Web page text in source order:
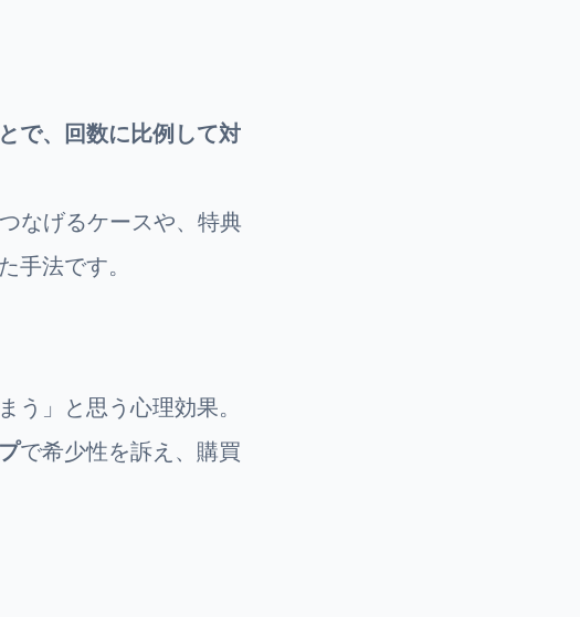
で、回数に比例して対
なげるケースや、特典
手法です。
う」と思う心理効果。
で希少性を訴え、購買